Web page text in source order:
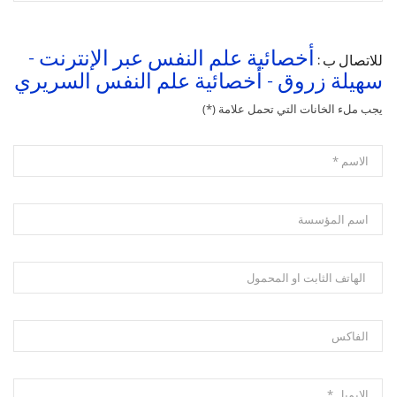
للاتصال ب : أخصائية علم النفس عبر الإنترنت -
سهيلة زروق - أخصائية علم النفس السريري
يجب ملء الخانات التي تحمل علامة (*)